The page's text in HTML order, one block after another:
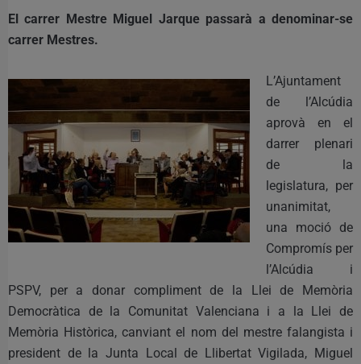
El carrer Mestre Miguel Jarque passarà a denominar-se
carrer Mestres.
L’Ajuntament
de l’Alcúdia
aprovà en el
darrer plenari
de la
legislatura, per
unanimitat,
una moció de
Compromís per
l’Alcúdia i
PSPV, per a donar compliment de la Llei de Memòria
Democràtica de la Comunitat Valenciana i a la Llei de
Memòria Històrica, canviant el nom del mestre falangista i
president de la Junta Local de Llibertat Vigilada, Miguel